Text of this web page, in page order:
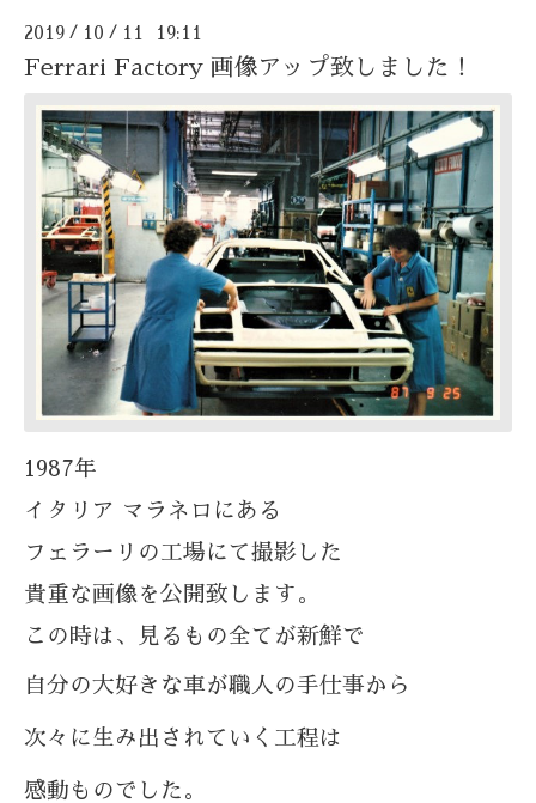
2019 / 10 / 11 19:11
Ferrari Factory 画像アップ致しました！
1987年
イタリア マラネロにある
フェラーリの工場にて撮影した
貴重な画像を公開致します。
この時は、見るもの全てが新鮮で
自分の大好きな車が職人の手仕事から
次々に生み出されていく工程は
感動ものでした。